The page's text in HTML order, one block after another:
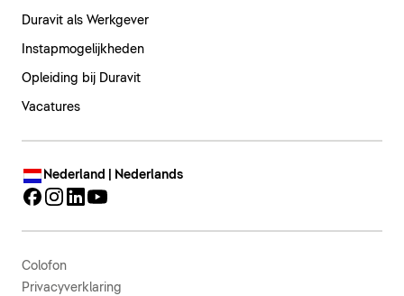
Duravit als Werkgever
Instapmogelijkheden
Opleiding bij Duravit
Vacatures
Nederland | Nederlands
Colofon
Privacyverklaring